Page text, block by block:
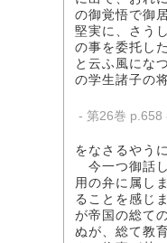
の御覚悟で御
堅実に、さう
の事を委托し
と云ふ風にな
の学生諸子の
- 第26巻 p.658
をなさるやう
今一つ御話
用の弁に属し
ることを感じ
が帝国の総て
ぬが、総て教